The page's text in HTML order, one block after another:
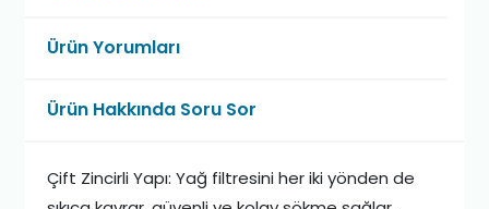
Ürün Yorumları
Ürün Hakkında Soru Sor
Çift Zincirli Yapı: Yağ filtresini her iki yönden de